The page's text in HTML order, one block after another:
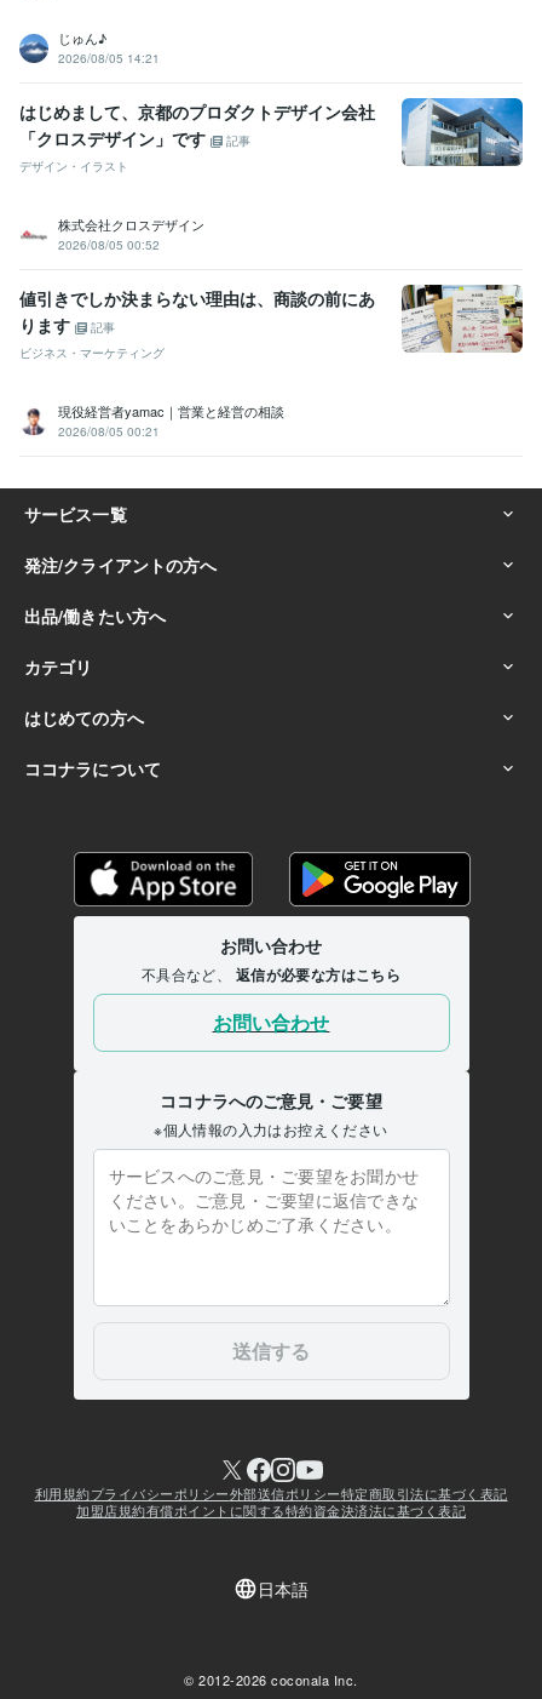
じゅん♪
2026/08/05 14:21
はじめまして、京都のプロダクトデザイン会社
「クロスデザイン」です
記事
デザイン・イラスト
株式会社クロスデザイン
2026/08/05 00:52
値引きでしか決まらない理由は、商談の前にあ
ります
記事
ビジネス・マーケティング
現役経営者yamac｜営業と経営の相談
2026/08/05 00:21